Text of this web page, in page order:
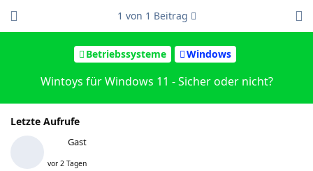
Betriebssysteme Windows
Wintoys für Windows 11 - Sicher oder nicht?
Letzte Aufrufe
Gast
vor 2 Tagen
1 von 1 Beitrag